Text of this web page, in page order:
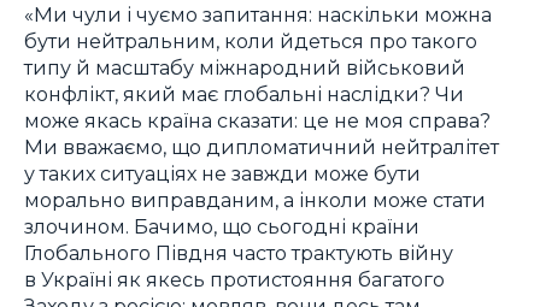
«Ми чули і чуємо запитання: наскільки можна
бути нейтральним, коли йдеться про такого
типу й масштабу міжнародний військовий
конфлікт, який має глобальні наслідки? Чи
може якась країна сказати: це не моя справа?
Ми вважаємо, що дипломатичний нейтралітет
у таких ситуаціях не завжди може бути
морально виправданим, а інколи може стати
злочином. Бачимо, що сьогодні країни
Глобального Півдня часто трактують війну
в Україні як якесь протистояння багатого